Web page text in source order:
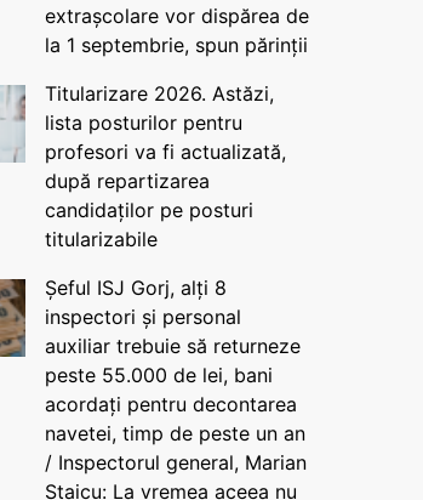
extrașcolare vor dispărea de
la 1 septembrie, spun părinții
Titularizare 2026. Astăzi,
lista posturilor pentru
profesori va fi actualizată,
după repartizarea
candidaților pe posturi
titularizabile
Șeful ISJ Gorj, alți 8
inspectori și personal
auxiliar trebuie să returneze
peste 55.000 de lei, bani
acordați pentru decontarea
navetei, timp de peste un an
/ Inspectorul general, Marian
Staicu: La vremea aceea nu